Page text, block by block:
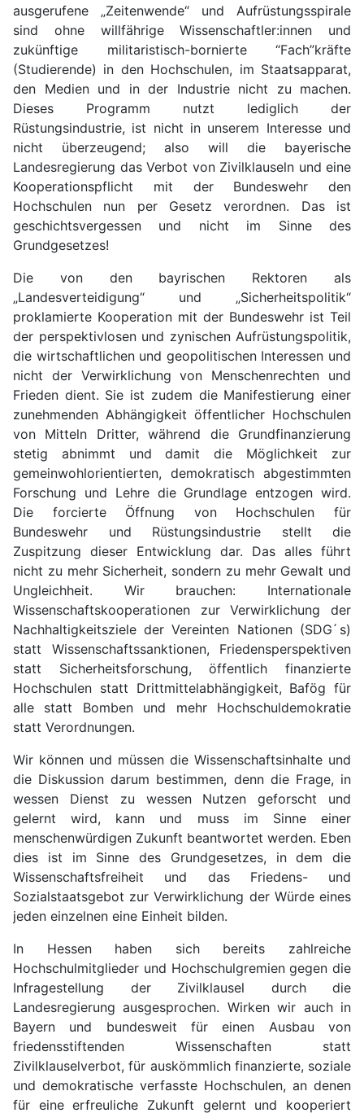
ausgerufene „Zeitenwende“ und Aufrüstungsspirale
sind ohne willfährige Wissenschaftler:innen und
zukünftige militaristisch-bornierte “Fach”kräfte
(Studierende) in den Hochschulen, im Staatsapparat,
den Medien und in der Industrie nicht zu machen.
Dieses Programm nutzt lediglich der
Rüstungsindustrie, ist nicht in unserem Interesse und
nicht überzeugend; also will die bayerische
Landesregierung das Verbot von Zivilklauseln und eine
Kooperationspflicht mit der Bundeswehr den
Hochschulen nun per Gesetz verordnen. Das ist
geschichtsvergessen und nicht im Sinne des
Grundgesetzes!
Die von den bayrischen Rektoren als
„Landesverteidigung“ und „Sicherheitspolitik“
proklamierte Kooperation mit der Bundeswehr ist Teil
der perspektivlosen und zynischen Aufrüstungspolitik,
die wirtschaftlichen und geopolitischen Interessen und
nicht der Verwirklichung von Menschenrechten und
Frieden dient. Sie ist zudem die Manifestierung einer
zunehmenden Abhängigkeit öffentlicher Hochschulen
von Mitteln Dritter, während die Grundfinanzierung
stetig abnimmt und damit die Möglichkeit zur
gemeinwohlorientierten, demokratisch abgestimmten
Forschung und Lehre die Grundlage entzogen wird.
Die forcierte Öffnung von Hochschulen für
Bundeswehr und Rüstungsindustrie stellt die
Zuspitzung dieser Entwicklung dar. Das alles führt
nicht zu mehr Sicherheit, sondern zu mehr Gewalt und
Ungleichheit. Wir brauchen: Internationale
Wissenschaftskooperationen zur Verwirklichung der
Nachhaltigkeitsziele der Vereinten Nationen (SDG ́s)
statt Wissenschaftssanktionen, Friedensperspektiven
statt Sicherheitsforschung, öffentlich finanzierte
Hochschulen statt Drittmittelabhängigkeit, Bafög für
alle statt Bomben und mehr Hochschuldemokratie
statt Verordnungen.
Wir können und müssen die Wissenschaftsinhalte und
die Diskussion darum bestimmen, denn die Frage, in
wessen Dienst zu wessen Nutzen geforscht und
gelernt wird, kann und muss im Sinne einer
menschenwürdigen Zukunft beantwortet werden. Eben
dies ist im Sinne des Grundgesetzes, in dem die
Wissenschaftsfreiheit und das Friedens- und
Sozialstaatsgebot zur Verwirklichung der Würde eines
jeden einzelnen eine Einheit bilden.
In Hessen haben sich bereits zahlreiche
Hochschulmitglieder und Hochschulgremien gegen die
Infragestellung der Zivilklausel durch die
Landesregierung ausgesprochen. Wirken wir auch in
Bayern und bundesweit für einen Ausbau von
friedensstiftenden Wissenschaften statt
Zivilklauselverbot, für auskömmlich finanzierte, soziale
und demokratische verfasste Hochschulen, an denen
für eine erfreuliche Zukunft gelernt und kooperiert